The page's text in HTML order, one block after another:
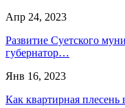
Апр 24, 2023
Развитие Суетского
губернатор…
Янв 16, 2023
Как квартирная плесень